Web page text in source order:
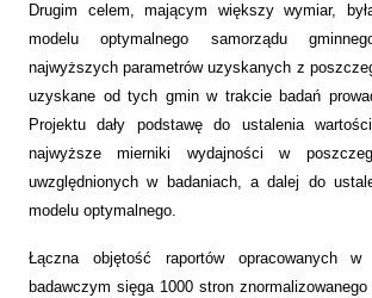
Drugim celem, mającym większy wymiar,
modelu optymalnego samorządu
najwyższych parametrów uzyskanych z
uzyskane od tych gmin w trakcie badań
Projektu dały podstawę do ustalenia
najwyższe mierniki wydajności w
uwzględnionych w badaniach, a dalej do
modelu optymalnego.
Łączna objętość raportów opracowanych w
badawczym sięga 1000 stron